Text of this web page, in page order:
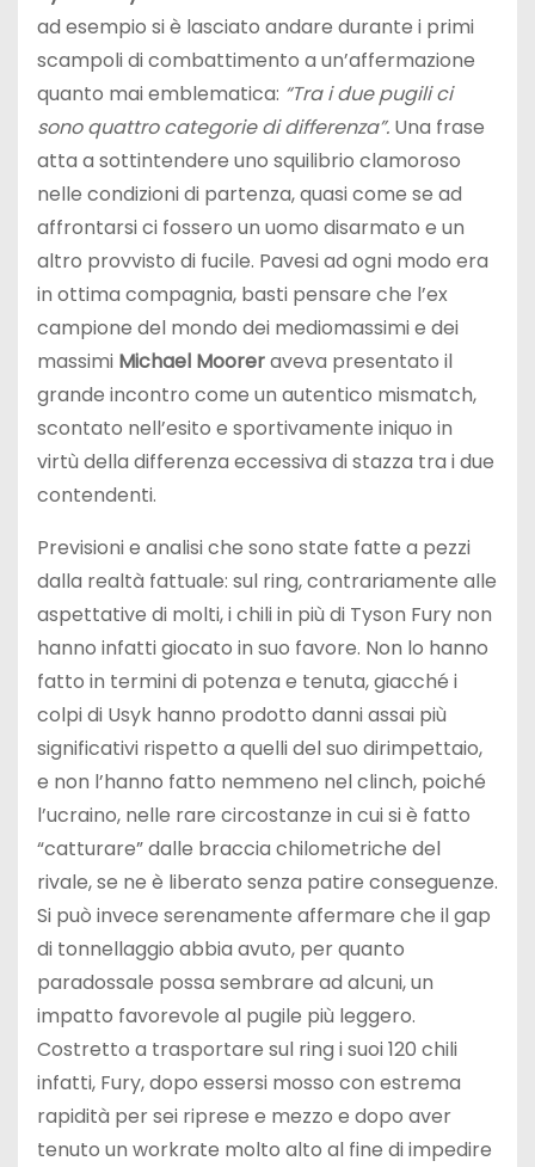
ad esempio si è lasciato andare durante i primi
scampoli di combattimento a un’affermazione
quanto mai emblematica: “Tra i due pugili ci
sono quattro categorie di differenza”. Una frase
atta a sottintendere uno squilibrio clamoroso
nelle condizioni di partenza, quasi come se ad
affrontarsi ci fossero un uomo disarmato e un
altro provvisto di fucile. Pavesi ad ogni modo era
in ottima compagnia, basti pensare che l’ex
campione del mondo dei mediomassimi e dei
massimi Michael Mooreraveva presentato il
grande incontro come un autentico mismatch,
scontato nell’esito e sportivamente iniquo in
virtù della differenza eccessiva di stazza tra i due
contendenti.
Previsioni e analisi che sono state fatte a pezzi
dalla realtà fattuale: sul ring, contrariamente alle
aspettative di molti, i chili in più di Tyson Fury non
hanno infatti giocato in suo favore. Non lo hanno
fatto in termini di potenza e tenuta, giacché i
colpi di Usyk hanno prodotto danni assai più
significativi rispetto a quelli del suo dirimpettaio,
e non l’hanno fatto nemmeno nel clinch, poiché
l’ucraino, nelle rare circostanze in cui si è fatto
“catturare” dalle braccia chilometriche del
rivale, se ne è liberato senza patire conseguenze.
Si può invece serenamente affermare che il gap
di tonnellaggio abbia avuto, per quanto
paradossale possa sembrare ad alcuni, un
impatto favorevole al pugile più leggero.
Costretto a trasportare sul ring i suoi 120 chili
infatti, Fury, dopo essersi mosso con estrema
rapidità per sei riprese e mezzo e dopo aver
tenuto un workrate molto alto al fine di impedire